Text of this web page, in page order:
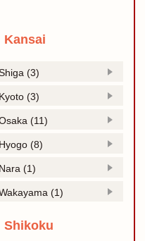
Kansai
(3)
Kyoto (3)
(11)
Hyogo (8)
Nara (1)
(1)
Shikoku